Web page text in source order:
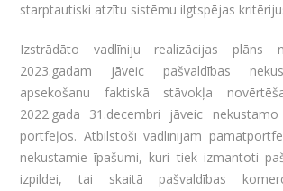
starptautiski atzītu sistēmu ilgtspējas
Izstrādāto vadlīniju realizācijas plāns
2023.gadam jāveic pašvaldības
apsekošanu faktiskā stāvokļa
2022.gada 31.decembri jāveic
portfeļos. Atbilstoši vadlīnijām
nekustamie īpašumi, kuri tiek izmantoti
izpildei, tai skaitā pašvaldības